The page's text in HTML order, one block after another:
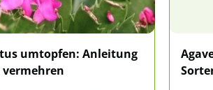
umtopfen: Anleitung